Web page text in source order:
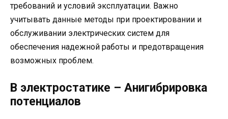
требований и условий эксплуатации. Важно
учитывать данные методы при проектировании и
обслуживании электрических систем для
обеспечения надежной работы и предотвращения
возможных проблем.
В электростатике – Анигибрировка
потенциалов